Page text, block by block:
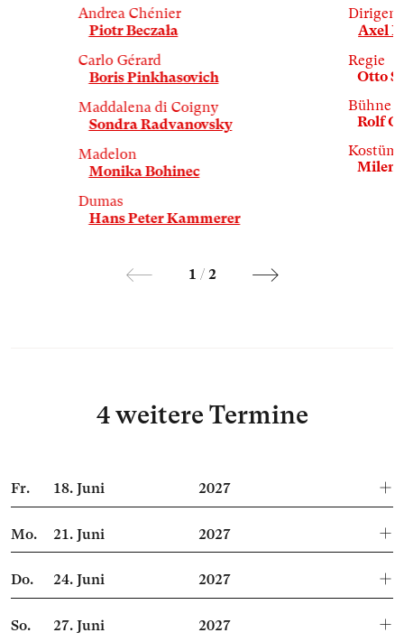
Andrea Chénier
Piotr Beczała
Carlo Gérard
Boris Pinkhasovich
Maddalena di Coigny
Sondra Radvanovsky
Madelon
Monika Bohinec
Dumas
Hans Peter Kammerer
Dirigent
Axel
Regie
Otto
Bühne
Rolf
1 / 2
4 weitere Termine
Fr. 18.Juni 2027
Mo. 21.Juni 2027
Do. 24.Juni 2027
So. 27.Juni 2027